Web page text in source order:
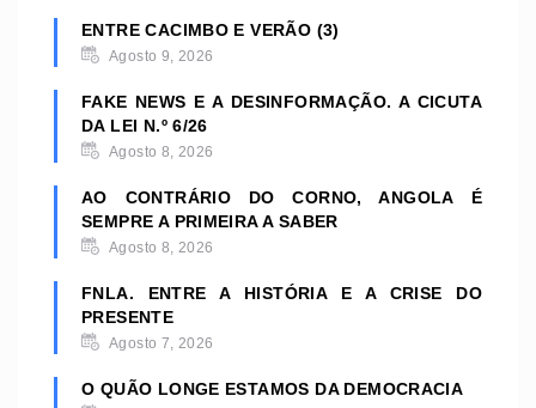
ENTRE CACIMBO E VERÃO (3)
Agosto 9, 2026
FAKE NEWS E A DESINFORMAÇÃO. A CICUTA
DA LEI N.º 6/26
Agosto 8, 2026
AO CONTRÁRIO DO CORNO, ANGOLA É
SEMPRE A PRIMEIRA A SABER
Agosto 8, 2026
FNLA. ENTRE A HISTÓRIA E A CRISE DO
PRESENTE
Agosto 7, 2026
O QUÃO LONGE ESTAMOS DA DEMOCRACIA